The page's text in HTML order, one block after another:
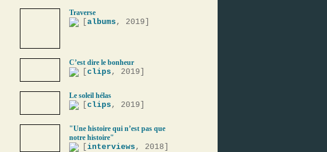
Traverse
albums , 2019]
C’est dire le bonheur
clips , 2019]
Le soleil hélas
clips , 2019]
"Une histoire qui n’est pas que
notre histoire"
interviews , 2018]